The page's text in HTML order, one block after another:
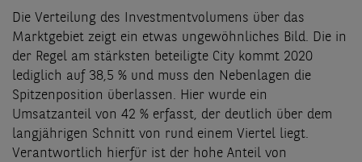
Die Verteilung des Investmentvolumens über das
Marktgebiet zeigt ein etwas ungewöhnliches Bild. Die in
der Regel am stärksten beteiligte City kommt 2020
lediglich auf 38,5 % und muss den Nebenlagen die
Spitzenposition überlassen. Hier wurde ein
Umsatzanteil von 42 % erfasst, der deutlich über dem
langjährigen Schnitt von rund einem Viertel liegt.
Verantwortlich hierfür ist der hohe Anteil von